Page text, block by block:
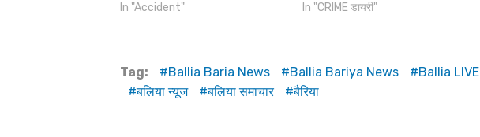
In "Accident"
In "CRIME डायरी"
Tag: Ballia Baria News Ballia Bariya News Ballia LIVE
बलिया न्यूज
बलिया समाचार बैरिया